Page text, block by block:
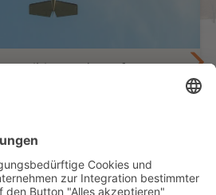
Namibia aus der Luft
– 9 Tage Safari aus der